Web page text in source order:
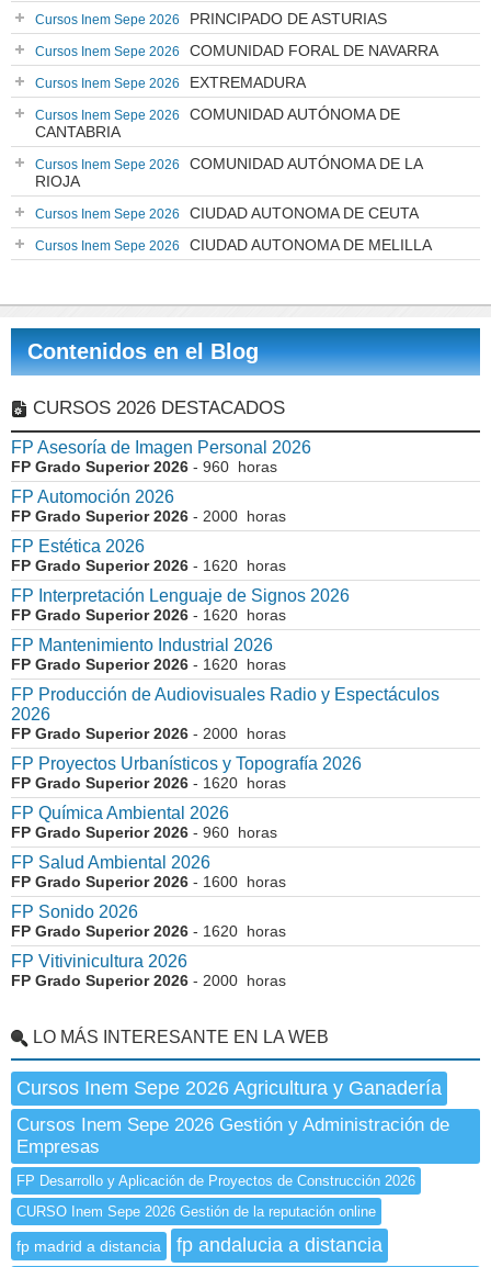
Cursos Inem Sepe 2026 PRINCIPADO DE ASTURIAS
Cursos Inem Sepe 2026 COMUNIDAD FORAL DE NAVARRA
Cursos Inem Sepe 2026 EXTREMADURA
Cursos Inem Sepe 2026
COMUNIDAD AUTÓNOMA DE
CANTABRIA
Cursos Inem Sepe 2026
COMUNIDAD AUTÓNOMA DE LA
RIOJA
Cursos Inem Sepe 2026 CIUDAD AUTONOMA DE CEUTA
Cursos Inem Sepe 2026 CIUDAD AUTONOMA DE MELILLA
Contenidos en el Blog
CURSOS 2026 DESTACADOS
FP Asesoría de Imagen Personal 2026
FP Grado Superior 2026 - 960 horas
FP Automoción 2026
FP Grado Superior 2026 - 2000 horas
FP Estética 2026
FP Grado Superior 2026 - 1620 horas
FP Interpretación Lenguaje de Signos 2026
FP Grado Superior 2026 - 1620 horas
FP Mantenimiento Industrial 2026
FP Grado Superior 2026 - 1620 horas
FP Producción de Audiovisuales Radio y Espectáculos
2026
FP Grado Superior 2026 - 2000 horas
FP Proyectos Urbanísticos y Topografía 2026
FP Grado Superior 2026 - 1620 horas
FP Química Ambiental 2026
FP Grado Superior 2026 - 960 horas
FP Salud Ambiental 2026
FP Grado Superior 2026 - 1600 horas
FP Sonido 2026
FP Grado Superior 2026 - 1620 horas
FP Vitivinicultura 2026
FP Grado Superior 2026 - 2000 horas
LO MÁS INTERESANTE EN LA WEB
Cursos Inem Sepe 2026 Agricultura y Ganadería
Cursos Inem Sepe 2026 Gestión y Administración de
Empresas
FP Desarrollo y Aplicación de Proyectos de Construcción 2026
CURSO Inem Sepe 2026 Gestión de la reputación online
fp madrid a distancia fp andalucia a distancia